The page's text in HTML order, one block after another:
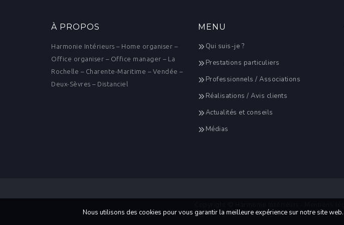
À PROPOS
Harmonie Intérieurs – Home organiser –
Office organiser – Office manager – La
Rochelle – Charente-Maritime – Vendée –
Deux-Sèvres – Distanciel
MENU
Qui suis-je ?
Prestations particuliers
Professionnels / Associations
Réalisations / Avis clients
Actualités et conseils
Médias
Nous utilisons des cookies pour vous garantir la meilleure expérience sur notre site web.